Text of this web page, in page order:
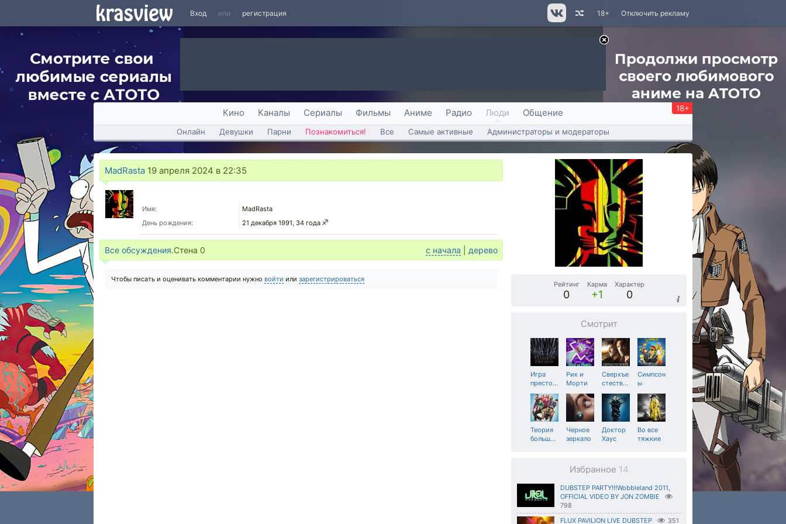
Вход или регистрация Отключить рекламу
18+
Кино Каналы Сериалы Фильмы Аниме Радио Люди Общение 18+
Онлайн Девушки Парни Познакомиться! Все Самые активные Администраторы и модераторы
MadRasta 19 апреля 2024 в 22:35
Имя:
MadRasta
День рождения:
21 декабря 1991, 34 года
Все обсуждения.Стена 0 с начала дерево
Чтобы писать и оценивать комментарии нужно войти или зарегистрироваться
Рейтинг
0
Карма
+1
Характер
0
Смотрит
Игра
престо…
Рик и
Морти
Сверхъе
стеств…
Симпсон
ы
Теория
больш…
Черное
зеркало
Доктор
Хаус
Во все
тяжкие
Избранное 14
DUBSTEP PARTY!!!Wobbleland 2011,
OFFICIAL VIDEO BY JON ZOMBIE
798
FLUX PAVILION LIVE DUBSTEP 351